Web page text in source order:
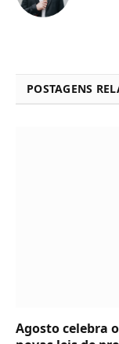
POSTAGENS
Agosto celebra